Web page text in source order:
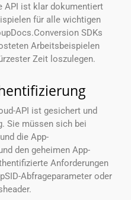
API ist klar dokumentiert
für alle wichtigen
SDKs
Arbeitsbeispielen
Zeit loszulegen.
API ist gesichert und
Sie müssen sich bei
die App-
den geheimen App-
Anforderungen
Abfrageparameter oder